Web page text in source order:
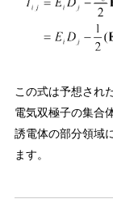
この式は予想され
電気双極子の集合
誘電体の部分領域
ます。